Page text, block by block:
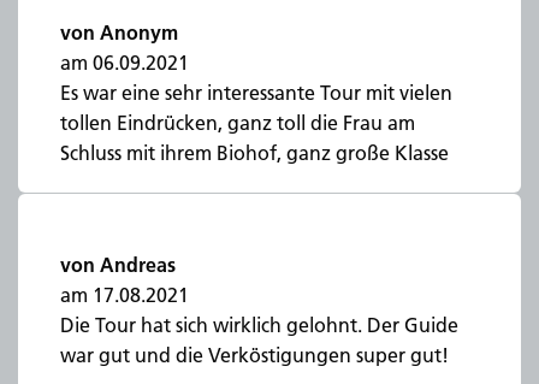
von Anonym
am 06.09.2021
Es war eine sehr interessante Tour mit vielen
tollen Eindrücken, ganz toll die Frau am
Schluss mit ihrem Biohof, ganz große Klasse
von Andreas
am 17.08.2021
Die Tour hat sich wirklich gelohnt. Der Guide
war gut und die Verköstigungen super gut!